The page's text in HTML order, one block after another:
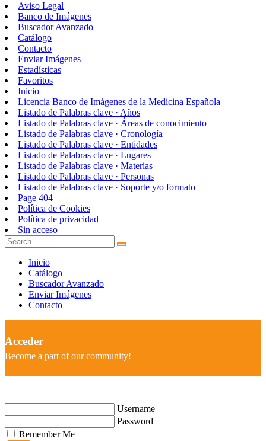
Aviso Legal
Banco de Imágenes
Buscador Avanzado
Catálogo
Contacto
Enviar Imágenes
Estadísticas
Favoritos
Inicio
Licencia Banco de Imágenes de la Medicina Española
Listado de Palabras clave · Años
Listado de Palabras clave · Áreas de conocimiento
Listado de Palabras clave · Cronología
Listado de Palabras clave · Entidades
Listado de Palabras clave · Lugares
Listado de Palabras clave · Materias
Listado de Palabras clave · Personas
Listado de Palabras clave · Soporte y/o formato
Page 404
Política de Cookies
Política de privacidad
Sin acceso
Inicio
Catálogo
Buscador Avanzado
Enviar Imágenes
Contacto
Acceder
Become a part of our community!
Username
Password
Remember Me